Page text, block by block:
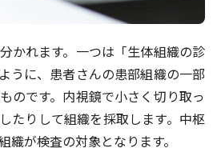
かれます。⼀つは「⽣体組織の診
うに、患者さんの患部組織の⼀部
のです。内視鏡で⼩さく切り取っ
たりして組織を採取します。中枢
織が検査の対象となります。